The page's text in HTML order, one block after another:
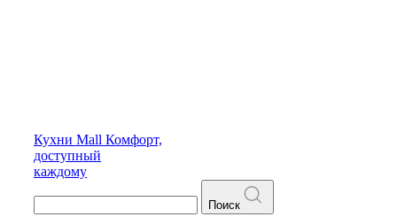
Кухни Mall Комфорт,
доступный
каждому
Поиск